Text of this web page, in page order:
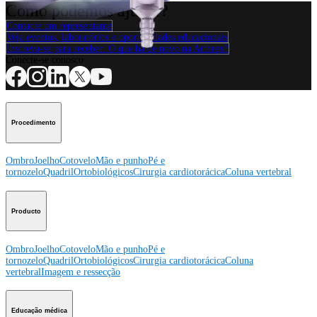
Como podemos ajudar?
Contacte um representante
Veja eventos, laboratórios e oportunidades educacionais
Inscreva-se para receber: O que há de novo na Arthrex?
Procedimento
OmbroJoelhoCotoveloMão e punhoPé e
tornozeloQuadrilOrtobiológicosCirurgia cardiotorácicaColuna vertebral
Producto
OmbroJoelhoCotoveloMão e punhoPé e
tornozeloQuadrilOrtobiológicosCirurgia cardiotorácicaColuna
vertebralImagem e ressecção
Educação médica